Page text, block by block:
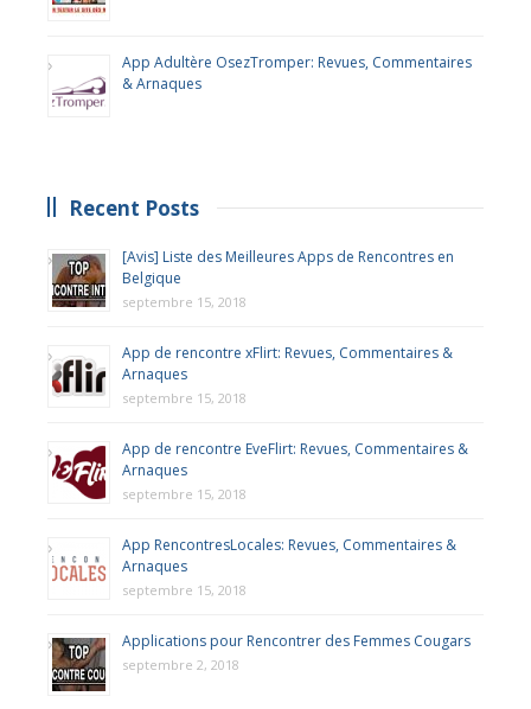
App Adultère OsezTromper: Revues, Commentaires
& Arnaques
Recent Posts
[Avis] Liste des Meilleures Apps de Rencontres en
Belgique
septembre 15, 2018
App de rencontre xFlirt: Revues, Commentaires &
Arnaques
septembre 15, 2018
App de rencontre EveFlirt: Revues, Commentaires &
Arnaques
septembre 15, 2018
App RencontresLocales: Revues, Commentaires &
Arnaques
septembre 15, 2018
Applications pour Rencontrer des Femmes Cougars
septembre 2, 2018